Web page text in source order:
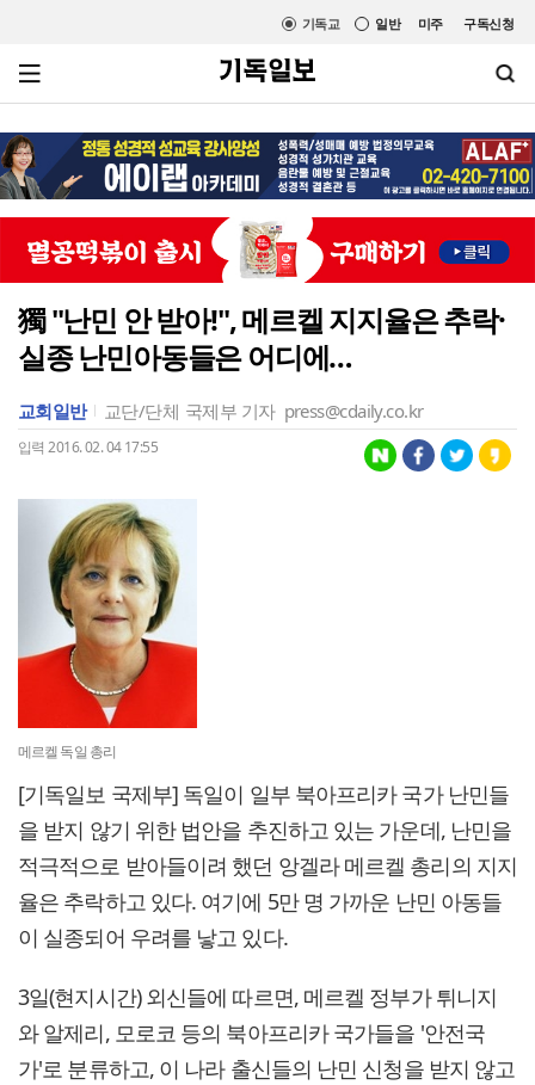
미주 구독신청
일반
기독교
獨 "난민 안 받아!", 메르켈 지지율은 추락·
실종 난민아동들은 어디에…
교회일반 교단/단체 국제부 기자 press@cdaily.co.kr
입력 2016. 02. 04 17:55
메르켈 독일 총리
[기독일보 국제부] 독일이 일부 북아프리카 국가 난민들
을 받지 않기 위한 법안을 추진하고 있는 가운데, 난민을
적극적으로 받아들이려 했던 앙겔라 메르켈 총리의 지지
율은 추락하고 있다. 여기에 5만 명 가까운 난민 아동들
이 실종되어 우려를 낳고 있다.
3일(현지시간) 외신들에 따르면, 메르켈 정부가 튀니지
와 알제리, 모로코 등의 북아프리카 국가들을 '안전국
가'로 분류하고, 이 나라 출신들의 난민 신청을 받지 않고